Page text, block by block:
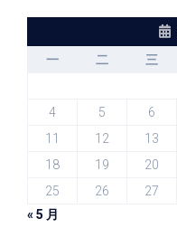
一
二 三
4
5 6
11
12 13
18
19 20
25
26 27
« 5 月